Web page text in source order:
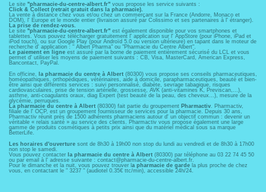
Le site "pharmacie-du-centre-albert.fr" vous propose les service suivants :
Click & Collect (retrait gratuit dans la pharmacie).
La vente à distance chez vous et/ou chez un commerçant sur la France (Andorre, Monaco et
DOM), l' Europe et le monde entier (livraison assuré par Colissimo et ses partenaires à l' étranger).
La prise de rendez-vous.
Le site "pharmacie-du-centre-albert.fr" est également disponible pour vos smartphones et
tablettes. Vous pouvez télécharger gratuitement l' application sur l' AppStore (pour iPhone, iPad et
iPod touch), ou sur Google Play (pour Androïd 5.0 ou version ultérieure) en tapant dans le moteur de
recherche d' application : " Albert Pharma" ou "Pharmacie du Centre Albert".
Le paiement en ligne est assuré par la borne de paiement entièrement sécurisé du LCL et vous
permet d' utiliser les moyens de paiement suivants : CB, Visa, MasterCard, American Express,
Bancontact, PayPal.
En officine,
la pharmacie du centre à Albert (80300) vous propose ses conseils pharmaceutiques,
homéopathiques, orthopédiques, vétérinaires, aide à domicile, parapharmaceutiques, beauté et bien-
être ainsi que différents services : suivi personnalisé, diabète, sevrage tabagique, risques
cardiovasculaires, prise de tension artérielle, grossesse, AVK (anti-vitamines K, Previscan,...),
asthme, anti-coagulants oraux, diag Expert (test beauté de la peau, des cheveux...), mesure de la
glycémie, perruques.
La pharmacie du centre à Albert (80300) fait partie du groupement Pharmactiv . Pharmactiv,
filiale de l' OCP, est un groupement fournisseur de services pour la pharmacie. Depuis 30 ans,
Pharmactiv réunit près de 1500 adhérents pharmaciens autour d' un objectif commun : devenir un
véritable « relais santé » au service des clients. Pharmactiv vous propose également une large
gamme de produits cosmétiques à petits prix ainsi que du matériel médical sous sa marque
BetterLife.
Les horaires d'ouverture sont de 8h30 à 19h00 non stop du lundi au vendredi et de 8h30 à 17h00
non stop le samedi.
Vous pouvez contacter la pharmacie du centre à Albert (80300) par téléphone au 03 22 74 45 50
ou par email à l' adresse suivante : contact@pharmacie-du-centre-albert.fr.
Pour le dimanche et la nuit, vous pouvez trouver l a pharmacie de garde la plus proche de chez
vous, en contactant le " 3237 " (audiotel 0.35€ ttc/min), accessible 24h/24.